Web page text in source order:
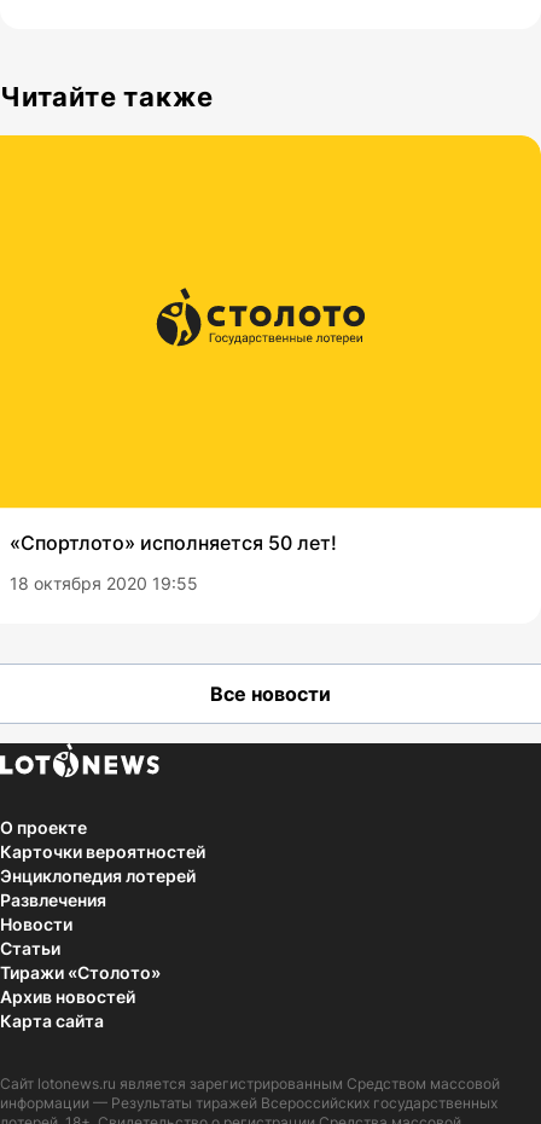
Читайте также
«Спортлото» исполняется 50 лет!
18 октября 2020 19:55
Все новости
О проекте
Карточки вероятностей
Энциклопедия лотерей
Развлечения
Новости
Статьи
Тиражи «Столото»
Архив новостей
Карта сайта
Сайт lotonews.ru является зарегистрированным Средством массовой
информации — Результаты тиражей Всероссийских государственных